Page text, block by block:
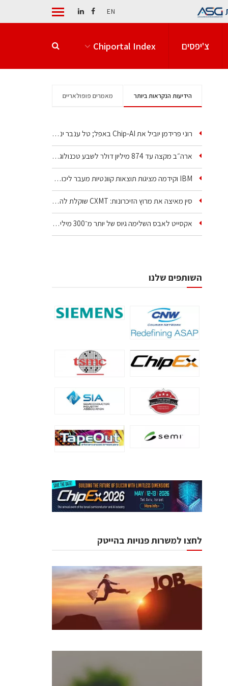
EN
צ'יפסים Chiportal Index
הידיעות הנקראות ביותר מאמרים פופולאריים
רוני פרידמן יוביל את Chip‑AI באפל; טל ענבר ינהל את…
ארה״ב מקצה עד 874 מיליון דולר לשבע טכנולוגיות שבבים…
IBM וקידמה מציגות תוצאות קוונטיות מעבר ליכולת…
סין מאיצה את מרוץ הזיכרונות: CXMT שוקלת להקים מפעל…
אקסייט לאבס השלימה גיוס של יותר מ־300 מיליון דולר…
השותפים שלנו
לחצו למשרות פנויות בהייטק